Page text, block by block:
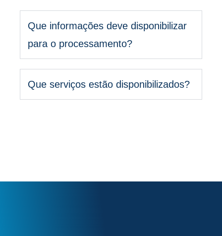
Que informações deve disponibilizar
para o processamento?
Que serviços estão disponibilizados?